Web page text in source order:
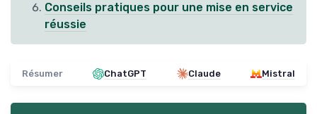
Conseils pratiques pour une mise en service
réussie
Résumer ChatGPT Claude Mistral